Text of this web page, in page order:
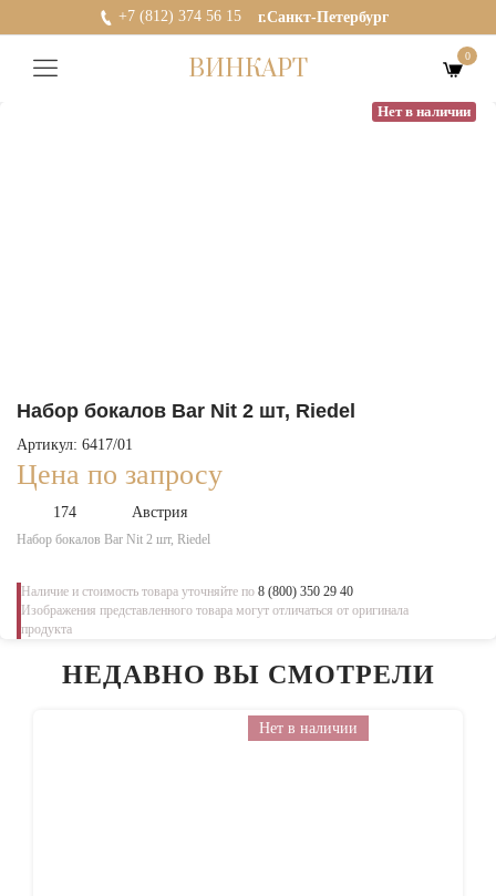
+7 (812) 374 56 15 г.Санкт-Петербург
ВИНКАРТ 0
Нет в наличии
Набор бокалов Bar Nit 2 шт, Riedel
Артикул: 6417/01
Цена по запросу
174 Австрия
Набор бокалов Bar Nit 2 шт, Riedel
Наличие и стоимость товара уточняйте по 8 (800) 350 29 40
Изображения представленного товара могут отличаться от оригинала
продукта
НЕДАВНО ВЫ СМОТРЕЛИ
Нет в наличии